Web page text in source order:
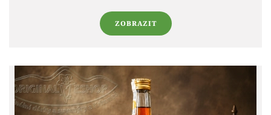
ZOBRAZIT